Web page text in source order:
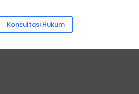
Konsultasi Hukum